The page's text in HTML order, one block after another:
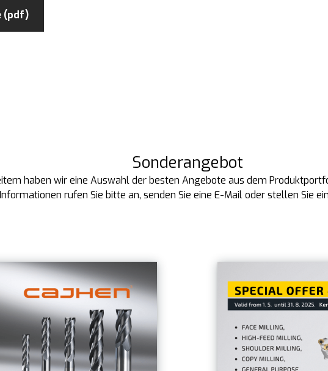
(pdf)
Sonderangebot
haben wir eine Auswahl der besten Angebote aus dem
Informationen rufen Sie bitte an, senden Sie eine E-Mail oder stellen Sie